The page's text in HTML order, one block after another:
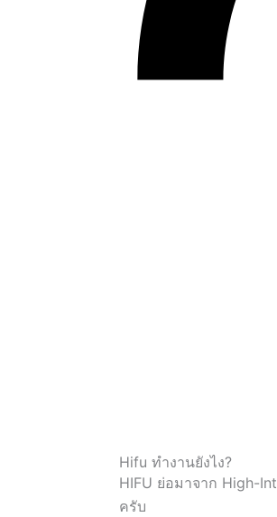
Hifu ทำงานยังไง?
HIFU ย่อมาจาก High-
ครับ